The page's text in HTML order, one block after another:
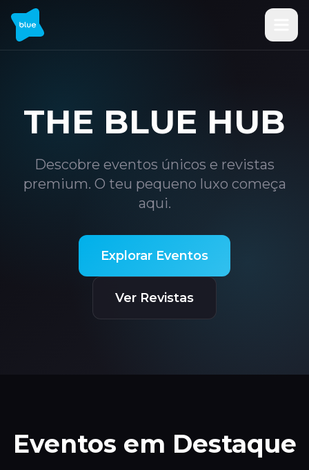
THE BLUE HUB
Descobre eventos únicos e revistas
premium. O teu pequeno luxo começa
aqui.
Explorar Eventos
Ver Revistas
Eventos em Destaque